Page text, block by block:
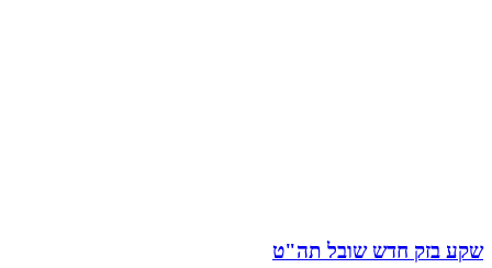
בזק חדש שובל תה"ט